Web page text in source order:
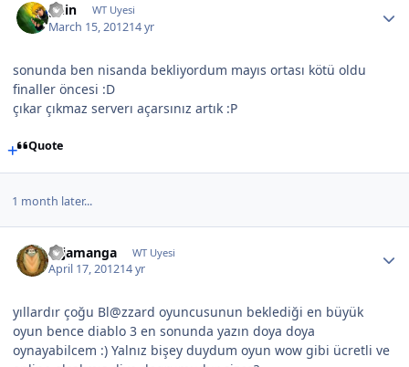
guin WT Uyesi
March 15, 201214 yr
sonunda ben nisanda bekliyordum mayıs ortası kötü oldu
finaller öncesi :D
çıkar çıkmaz serverı açarsınız artık :P
Quote
1 month later...
cajamanga WT Uyesi
April 17, 201214 yr
yıllardır çoğu Bl@zzard oyuncusunun beklediği en büyük
oyun bence diablo 3 en sonunda yazın doya doya
oynayabilcem :) Yalnız bişey duydum oyun wow gibi ücretli ve